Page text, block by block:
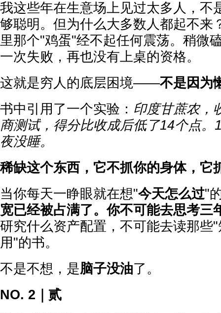
我这些年在生意场上见过太多人，不
够聪明。但为什么大多数人都起不来
里那个"鸡蛋"经不起任何震荡。稍微
一次失败，再也没有上桌的资格。
这就是穷人的底层困境——不是因为
书中引用了一个实验： 印度甘蔗农，
商测试，得分比收成后低了14个点。
夜没睡。
稀缺这个东西，它不抓你的身体，它
当你每天一睁眼就在想"今天怎么过"
宽已经被占满了。你不可能去思考三
研究什么资产配置，不可能去读那些
用"的书。
不是不想，是脑子没油了。
NO. 2｜贰